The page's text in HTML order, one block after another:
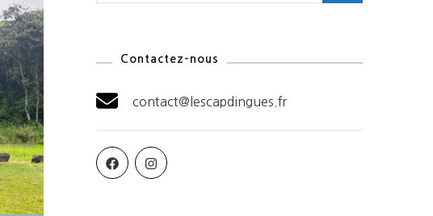
Contactez-nous
contact@lescapdingues.fr